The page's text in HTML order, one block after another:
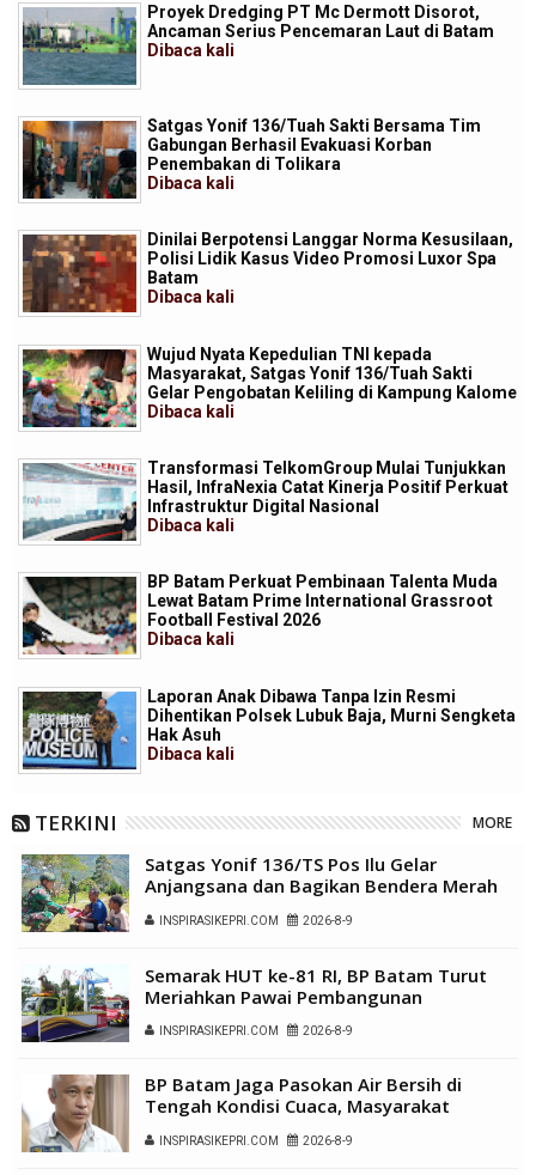
Proyek Dredging PT Mc Dermott Disorot,
Ancaman Serius Pencemaran Laut di Batam
Dibaca kali
Satgas Yonif 136/Tuah Sakti Bersama Tim
Gabungan Berhasil Evakuasi Korban
Penembakan di Tolikara
Dibaca kali
Dinilai Berpotensi Langgar Norma Kesusilaan,
Polisi Lidik Kasus Video Promosi Luxor Spa
Batam
Dibaca kali
Wujud Nyata Kepedulian TNI kepada
Masyarakat, Satgas Yonif 136/Tuah Sakti
Gelar Pengobatan Keliling di Kampung Kalome
Dibaca kali
Transformasi TelkomGroup Mulai Tunjukkan
Hasil, InfraNexia Catat Kinerja Positif Perkuat
Infrastruktur Digital Nasional
Dibaca kali
BP Batam Perkuat Pembinaan Talenta Muda
Lewat Batam Prime International Grassroot
Football Festival 2026
Dibaca kali
Laporan Anak Dibawa Tanpa Izin Resmi
Dihentikan Polsek Lubuk Baja, Murni Sengketa
Hak Asuh
Dibaca kali
TERKINI MORE
Satgas Yonif 136/TS Pos Ilu Gelar
Anjangsana dan Bagikan Bendera Merah
Putih di Kampung Lambo
INSPIRASIKEPRI.COM 2026-8-9
Semarak HUT ke-81 RI, BP Batam Turut
Meriahkan Pawai Pembangunan
INSPIRASIKEPRI.COM 2026-8-9
BP Batam Jaga Pasokan Air Bersih di
Tengah Kondisi Cuaca, Masyarakat
Diimbau Gunakan Air Secara Bijak
INSPIRASIKEPRI.COM 2026-8-9